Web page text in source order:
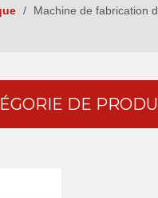
/
Machine de fabrication
DE